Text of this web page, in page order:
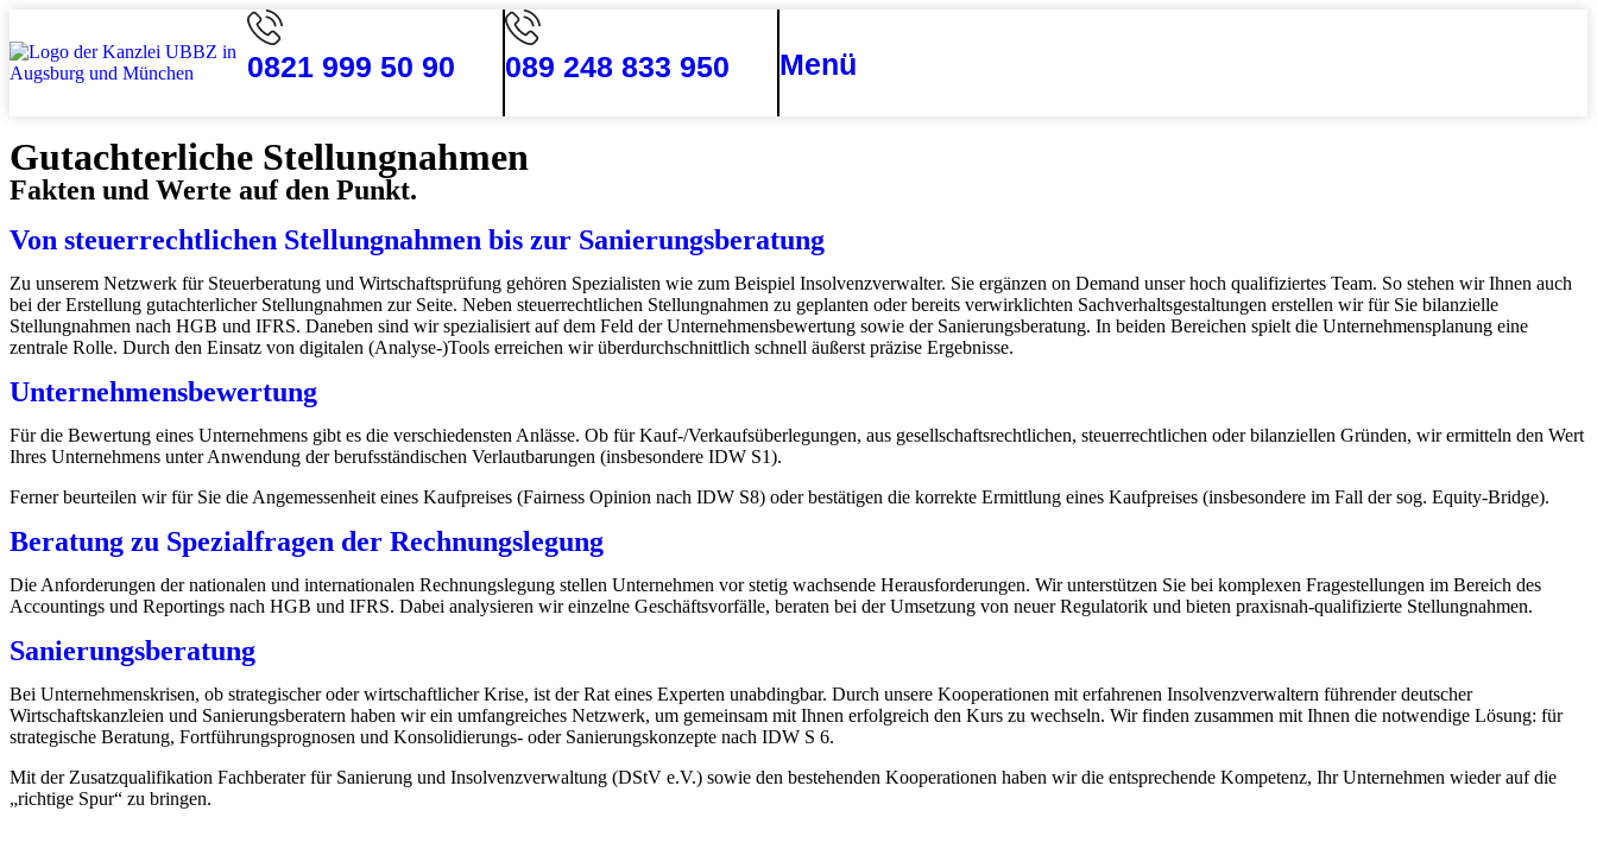
0821 999 50 90 089 248 833 950 Menü
Gutachterliche Stellungnahmen
Fakten und Werte auf den Punkt.
Von steuerrechtlichen Stellungnahmen bis zur Sanierungsberatung
Zu unserem Netzwerk für Steuerberatung und Wirtschaftsprüfung gehören Spezialisten wie zum Beispiel Insolvenzverwalter. Sie ergänzen on Demand unser hoch qualifiziertes Team. So stehen wir Ihnen auch
bei der Erstellung gutachterlicher Stellungnahmen zur Seite. Neben steuerrechtlichen Stellungnahmen zu geplanten oder bereits verwirklichten Sachverhaltsgestaltungen erstellen wir für Sie bilanzielle
Stellungnahmen nach HGB und IFRS. Daneben sind wir spezialisiert auf dem Feld der Unternehmensbewertung sowie der Sanierungsberatung. In beiden Bereichen spielt die Unternehmensplanung eine
zentrale Rolle. Durch den Einsatz von digitalen (Analyse-)Tools erreichen wir überdurchschnittlich schnell äußerst präzise Ergebnisse.
Unternehmens­bewertung
Für die Bewertung eines Unternehmens gibt es die verschiedensten Anlässe. Ob für Kauf-/Verkaufsüberlegungen, aus gesellschaftsrechtlichen, steuerrechtlichen oder bilanziellen Gründen, wir ermitteln den Wert
Ihres Unternehmens unter Anwendung der berufsständischen Verlautbarungen (insbesondere IDW S1).
Ferner beurteilen wir für Sie die Angemessenheit eines Kaufpreises (Fairness Opinion nach IDW S8) oder bestätigen die korrekte Ermittlung eines Kaufpreises (insbesondere im Fall der sog. Equity-Bridge).
Beratung zu Spezialfragen der Rechnungslegung
Die Anforderungen der nationalen und internationalen Rechnungslegung stellen Unternehmen vor stetig wachsende Herausforderungen. Wir unterstützen Sie bei komplexen Fragestellungen im Bereich des
Accountings und Reportings nach HGB und IFRS. Dabei analysieren wir einzelne Geschäftsvorfälle, beraten bei der Umsetzung von neuer Regulatorik und bieten praxisnah-qualifizierte Stellungnahmen.
Sanierungsberatung
Bei Unternehmenskrisen, ob strategischer oder wirtschaftlicher Krise, ist der Rat eines Experten unabdingbar. Durch unsere Kooperationen mit erfahrenen Insolvenzverwaltern führender deutscher
Wirtschaftskanzleien und Sanierungsberatern haben wir ein umfangreiches Netzwerk, um gemeinsam mit Ihnen erfolgreich den Kurs zu wechseln. Wir finden zusammen mit Ihnen die notwendige Lösung: für
strategische Beratung, Fortführungsprognosen und Konsolidierungs- oder Sanierungskonzepte nach IDW S 6.
Mit der Zusatzqualifikation Fachberater für Sanierung und Insolvenzverwaltung (DStV e.V.) sowie den bestehenden Kooperationen haben wir die entsprechende Kompetenz, Ihr Unternehmen wieder auf die
„richtige Spur“ zu bringen.